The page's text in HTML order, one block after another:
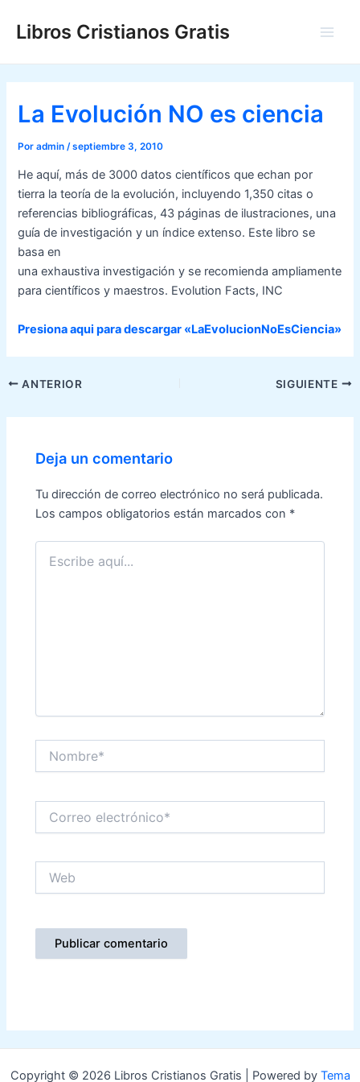
Libros Cristianos Gratis
La Evolución NO es ciencia
Poradmin /septiembre 3, 2010
He aquí, más de 3000 datos científicos que echan por
tierra la teoría de la evolución, incluyendo 1,350 citas o
referencias bibliográficas, 43 páginas de ilustraciones, una
guía de investigación y un índice extenso. Este libro se
basa en
una exhaustiva investigación y se recomienda ampliamente
para científicos y maestros. Evolution Facts, INC
Presiona aqui para descargar «LaEvolucionNoEsCiencia»
Navegación
entradas
ANTERIOR SIGUIENTE
Deja un comentario
Tu dirección de correo electrónico no será publicada.
Los campos obligatorios están marcados con *
Escribe
aquí...
electrónico*
Copyright © 2026 Libros Cristianos Gratis | Powered by Tema